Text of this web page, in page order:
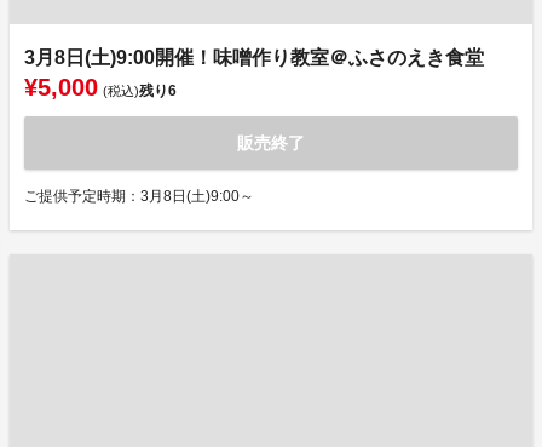
3月8日(土)9:00開催！味噌作り教室＠ふさのえき食堂
¥5,000 (税込)残り6
販売終了
ご提供予定時期：3月8日(土)9:00～